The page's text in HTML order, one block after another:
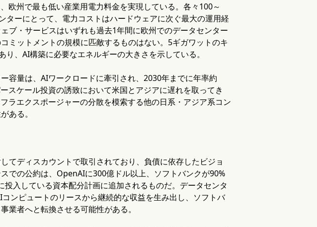
欧州で最も低い産業用電力料金を実現している。各々100～
ーにとって、電力コストはハードウェアに次ぐ最大の運用経
ブ・サービスはいずれも過去1年間に欧州でのデータセンター
ミットメントの規模に匹敵するものはない。5ギガワットのキ
、AI構築に必要なエネルギーの大きさを示している。
容量は、AIワークロードに牽引され、2030年までに年率約
スケール投資の誘致において米国とアジアに遅れを取ってき
ラエクスポージャーの分散を模索する他の日系・アジア系コン
ある。
てディスカウントで取引されており、負債に依存したビジョ
での公約は、OpenAIに300億ドル以上、ソフトバンクが90%
入している資本配分計画に追加されるものだ。データセンタ
ンピュートのリースから継続的な収益を生み出し、ソフトバ
業者へと転換させる可能性がある。